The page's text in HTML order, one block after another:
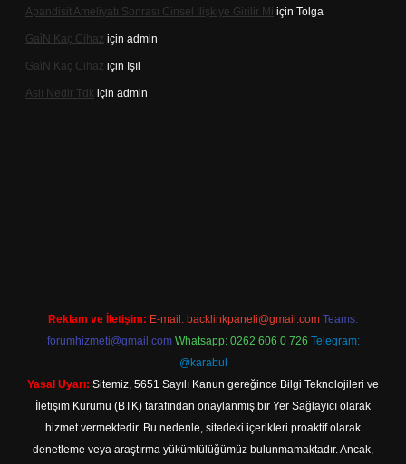
Apandisit Ameliyatı Sonrası Cinsel Ilişkiye Girilir Mi için Tolga
Gai̇N Kaç Cihaz için admin
Gai̇N Kaç Cihaz için Işıl
Aslı Nedir Tdk için admin
Reklam ve İletişim: E-mail: backlinkpaneli@gmail.com Teams:
forumhizmeti@gmail.com Whatsapp: 0262 606 0 726 Telegram:
@karabul
Yasal Uyarı: Sitemiz, 5651 Sayılı Kanun gereğince Bilgi Teknolojileri ve
İletişim Kurumu (BTK) tarafından onaylanmış bir Yer Sağlayıcı olarak
hizmet vermektedir. Bu nedenle, sitedeki içerikleri proaktif olarak
denetleme veya araştırma yükümlülüğümüz bulunmamaktadır. Ancak,